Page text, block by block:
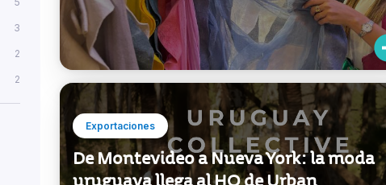
5
3
Exportaciones
“El mercado de la moda uruguayo tiene
un factor de unicidad increíble”